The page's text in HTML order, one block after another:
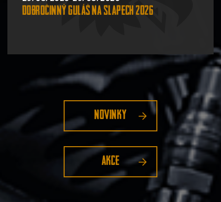
Dobročinný guláš na Slapech 2026
Novinky
Akce